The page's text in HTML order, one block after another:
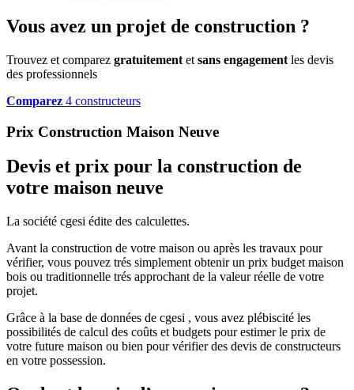
Vous avez un projet de construction ?
Trouvez et comparez gratuitement et sans engagement les devis
des professionnels
Comparez 4 constructeurs
Prix Construction Maison Neuve
Devis et prix pour la construction de
votre maison neuve
La société cgesi édite des calculettes.
Avant la construction de votre maison ou après les travaux pour
vérifier, vous pouvez trés simplement obtenir un prix budget maison
bois ou traditionnelle trés approchant de la valeur réelle de votre
projet.
Grâce à la base de données de cgesi , vous avez plébiscité les
possibilités de calcul des coûts et budgets pour estimer le prix de
votre future maison ou bien pour vérifier des devis de constructeurs
en votre possession.